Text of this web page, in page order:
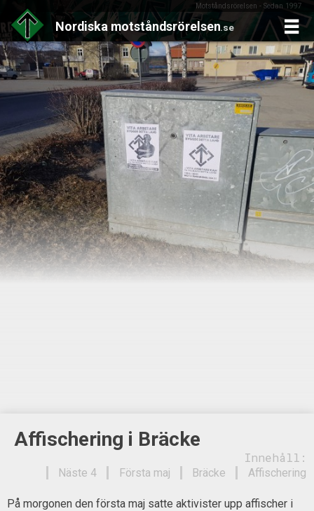
Motståndsrörelsen - Sedan 1997
Nordiska motståndsrörelsen.se
Skip
to
content
Affischering i Bräcke
Innehåll:
Affischering
Bräcke
Första maj
Näste 4
På morgonen den första maj satte aktivister upp affischer i